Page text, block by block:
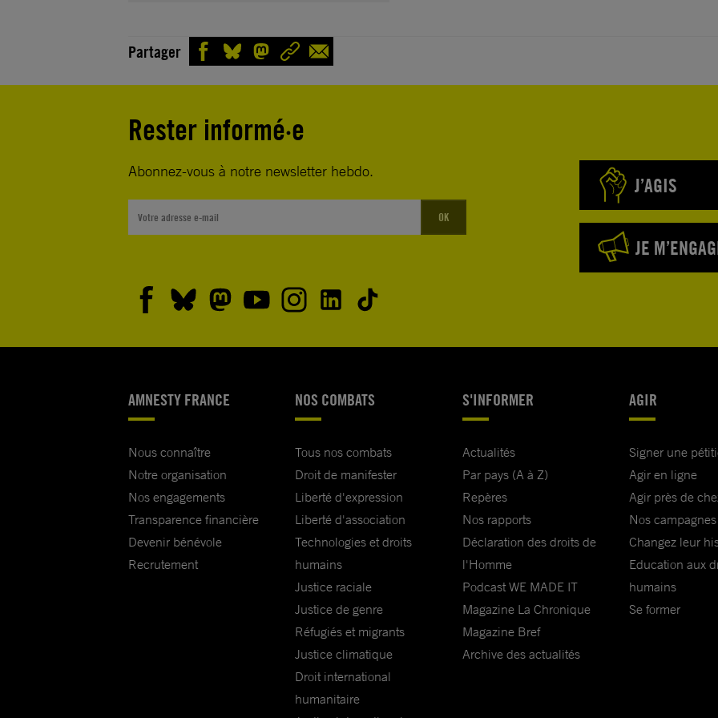
Partager
Rester informé·e
Abonnez-vous à notre newsletter hebdo.
OK
J’AGIS
JE
AMNESTY FRANCE
Nous connaître
Notre organisation
Nos engagements
Transparence financière
Devenir bénévole
Recrutement
NOS COMBATS
Tous nos combats
Droit de manifester
Liberté d'expression
Liberté d'association
Technologies et droits
humains
Justice raciale
Justice de genre
Réfugiés et migrants
Justice climatique
Droit international
humanitaire
S'INFORMER
Actualités
Par pays (A à Z)
Repères
Nos rapports
Déclaration des droits de
l'Homme
Podcast WE MADE IT
Magazine La Chronique
Magazine Bref
Archive des actualités
AGIR
Signer une
Agir en ligne
Agir près de
Nos campagnes
Changez leur
Education aux
humains
Se former